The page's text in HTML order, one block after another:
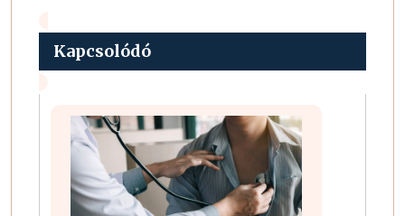
Kapcsolódó